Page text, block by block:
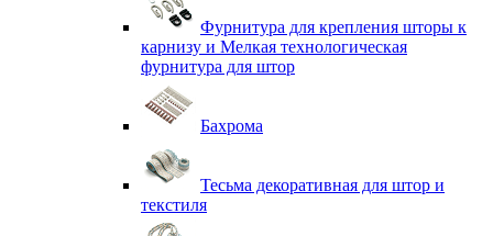
Фурнитура для крепления шторы к
карнизу и Мелкая технологическая
фурнитура для штор
Бахрома
Тесьма декоративная для штор и
текстиля